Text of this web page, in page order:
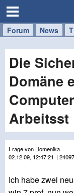
Forum News
Handy
Tablet
Windows
Mac
Die
Domäne
Arbeitsst
Frage von Domenika
02.12.09, 12:47:21 |
Ich habe zwei